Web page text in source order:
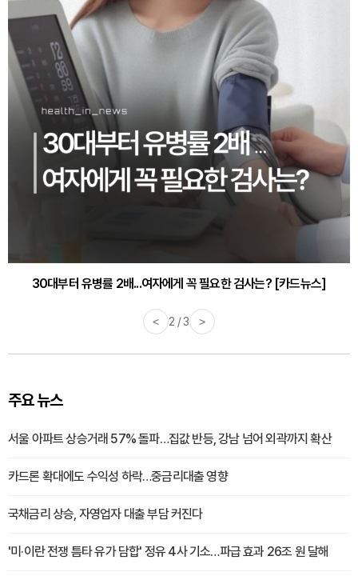
30대부터 유병률 2배...여자에게 꼭 필요한 검사는? [카드뉴스]
감기·독감 예방하고 면역력 높이는 4가지 영양제 [카드뉴스]
< 3 / 3 >
주요 뉴스
서울 아파트 상승거래 57% 돌파…집값 반등, 강남 넘어 외곽까지 확산
카드론 확대에도 수익성 하락…중금리대출 영향
국채금리 상승, 자영업자 대출 부담 커진다
'미·이란 전쟁 틈타 유가 담합' 정유 4사 기소…파급 효과 26조 원 달해